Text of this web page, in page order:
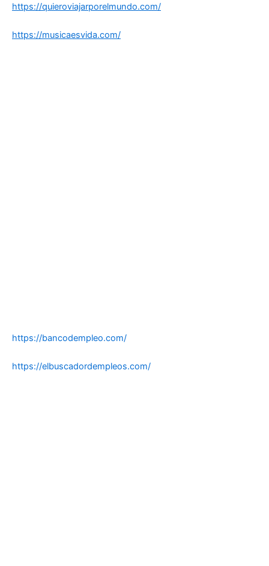
https://quieroviajarporelmundo.com/
https://musicaesvida.com/
https://bancodempleo.com/
https://elbuscadordempleos.com/